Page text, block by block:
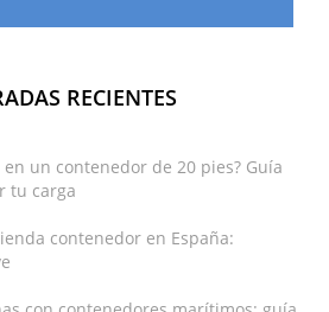
RECIENTES
un contenedor de 20 pies? Guía
tu carga
contenedor en España: